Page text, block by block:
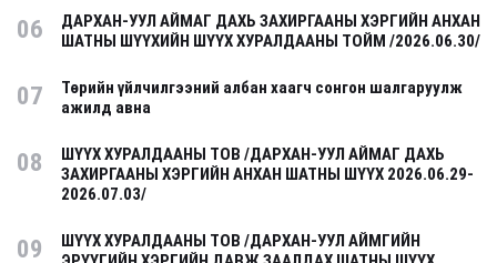
06
ДАРХАН-УУЛ АЙМАГ ДАХЬ ЗАХИРГААНЫ ХЭРГИЙН АНХАН
ШАТНЫ ШҮҮХИЙН ШҮҮХ ХУРАЛДААНЫ ТОЙМ /2026.06.30/
07
Төрийн үйлчилгээний албан хаагч сонгон шалгаруулж
ажилд авна
08
ШҮҮХ ХУРАЛДААНЫ ТОВ /ДАРХАН-УУЛ АЙМАГ ДАХЬ
ЗАХИРГААНЫ ХЭРГИЙН АНХАН ШАТНЫ ШҮҮХ 2026.06.29-
2026.07.03/
09
ШҮҮХ ХУРАЛДААНЫ ТОВ /ДАРХАН-УУЛ АЙМГИЙН